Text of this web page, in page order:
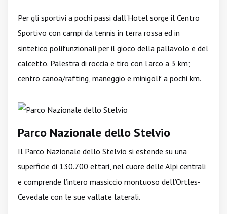
Per gli sportivi a pochi passi dall'Hotel sorge il Centro
Sportivo con campi da tennis in terra rossa ed in
sintetico polifunzionali per il gioco della pallavolo e del
calcetto. Palestra di roccia e tiro con l'arco a 3 km;
centro canoa/rafting, maneggio e minigolf a pochi km.
Parco Nazionale dello Stelvio
Il Parco Nazionale dello Stelvio si estende su una
superficie di 130.700 ettari, nel cuore delle Alpi centrali
e comprende l’intero massiccio montuoso dell’Ortles-
Cevedale con le sue vallate laterali.